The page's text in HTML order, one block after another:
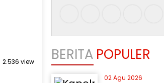
2.536 view BERITA POPULER
02 Agu 2026